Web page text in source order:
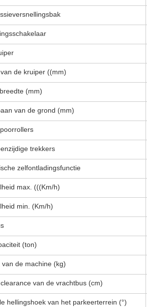
de kruiper ((mm)
(mm)
van de grond (mm)
trekkers
zelfontladingsfunctie
max. (((Km/h)
min. (Km/h)
(ton)
van de machine (kg)
van de vrachtbus (cm)
hellingshoek van het parkeerterrein (°)